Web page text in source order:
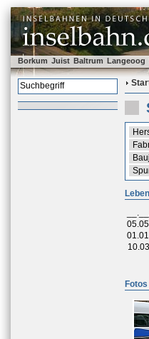
Borkum Juist Baltrum Langeoog
Fotos